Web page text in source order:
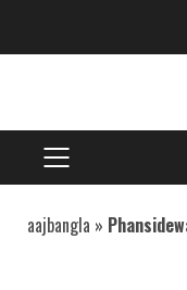
PRIMARY
MENU
aajbangla »